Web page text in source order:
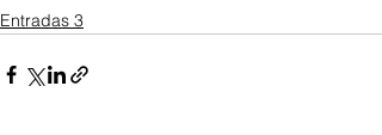
Entradas 3